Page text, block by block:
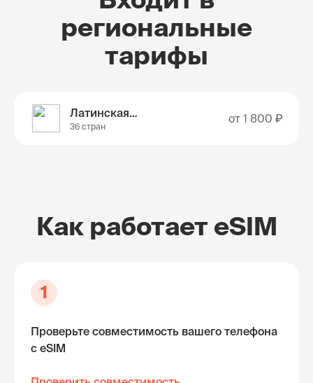
региональные
тарифы
Латинская Америка
36 стран
от 1 800 ₽
Как работает eSIM
1
Проверьте совместимость вашего телефона
с eSIM